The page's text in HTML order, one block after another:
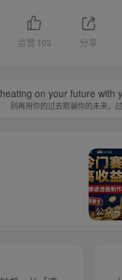
点赞 103 分享
on your future with
别再用你的过去欺骗你的未来，